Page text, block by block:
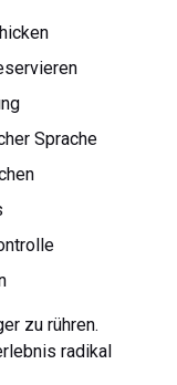
Sprache
zu rühren.
radikal